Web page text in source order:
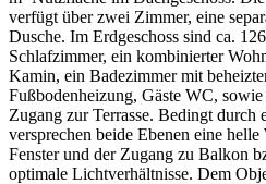
verfügt über zwei Zimmer, eine
Dusche. Im Erdgeschoss sind ca.
Schlafzimmer, ein kombinierter
Kamin, ein Badezimmer mit
Fußbodenheizung, Gäste WC,
Zugang zur Terrasse. Bedingt durch
versprechen beide Ebenen eine
Fenster und der Zugang zu Balkon
optimale Lichtverhältnisse. Dem